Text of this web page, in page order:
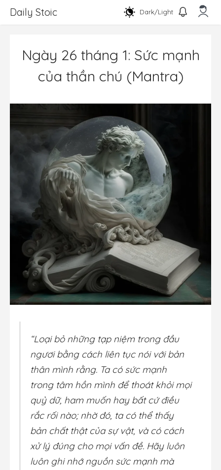
đến
Daily Stoic Dark/Light
Ngày 26 tháng 1: Sức mạnh
của thần chú (Mantra)
“Loại bỏ những tạp niệm trong đầu
ngươi bằng cách liên tục nói với bản
thân mình rằng. Ta có sức mạnh
trong tâm hồn mình để thoát khỏi mọi
quỷ dữ, ham muốn hay bất cứ điều
rắc rối nào; nhờ đó, ta có thể thấy
bản chất thật của sự vật, và có cách
xử lý đúng cho mọi vấn đề. Hãy luôn
luôn ghi nhớ nguồn sức mạnh mà